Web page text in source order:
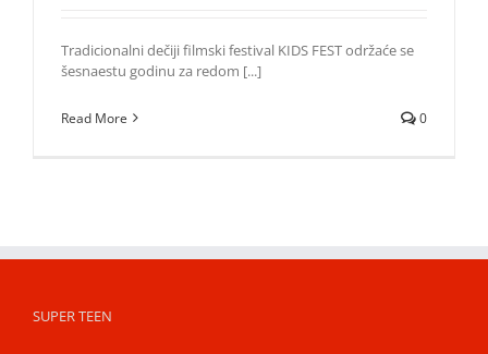
Tradicionalni dečiji filmski festival KIDS FEST održaće se
šesnaestu godinu za redom [...]
Read More 0
SUPER TEEN